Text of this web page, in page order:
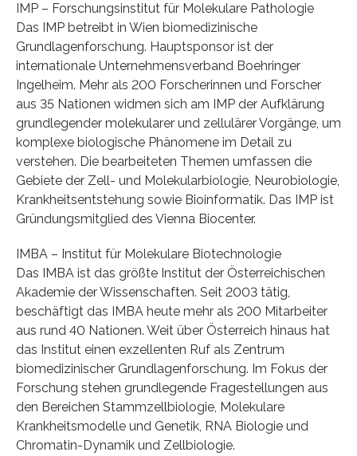
IMP – Forschungsinstitut für Molekulare Pathologie
Das IMP betreibt in Wien biomedizinische
Grundlagenforschung. Hauptsponsor ist der
internationale Unternehmensverband Boehringer
Ingelheim. Mehr als 200 Forscherinnen und Forscher
aus 35 Nationen widmen sich am IMP der Aufklärung
grundlegender molekularer und zellulärer Vorgänge, um
komplexe biologische Phänomene im Detail zu
verstehen. Die bearbeiteten Themen umfassen die
Gebiete der Zell- und Molekularbiologie, Neurobiologie,
Krankheitsentstehung sowie Bioinformatik. Das IMP ist
Gründungsmitglied des Vienna Biocenter.
IMBA – Institut für Molekulare Biotechnologie
Das IMBA ist das größte Institut der Österreichischen
Akademie der Wissenschaften. Seit 2003 tätig,
beschäftigt das IMBA heute mehr als 200 Mitarbeiter
aus rund 40 Nationen. Weit über Österreich hinaus hat
das Institut einen exzellenten Ruf als Zentrum
biomedizinischer Grundlagenforschung. Im Fokus der
Forschung stehen grundlegende Fragestellungen aus
den Bereichen Stammzellbiologie, Molekulare
Krankheitsmodelle und Genetik, RNA Biologie und
Chromatin-Dynamik und Zellbiologie.